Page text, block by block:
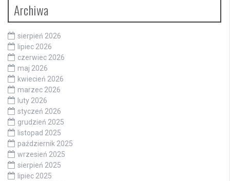
Archiwa
sierpień 2026
lipiec 2026
czerwiec 2026
maj 2026
kwiecień 2026
marzec 2026
luty 2026
styczeń 2026
grudzień 2025
listopad 2025
październik 2025
wrzesień 2025
sierpień 2025
lipiec 2025